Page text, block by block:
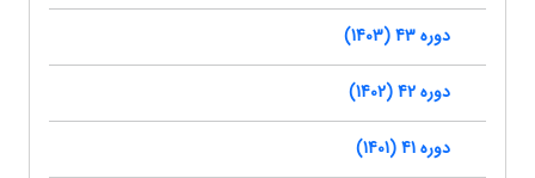
دوره 43 (1403)
دوره 42 (1402)
دوره 41 (1401)